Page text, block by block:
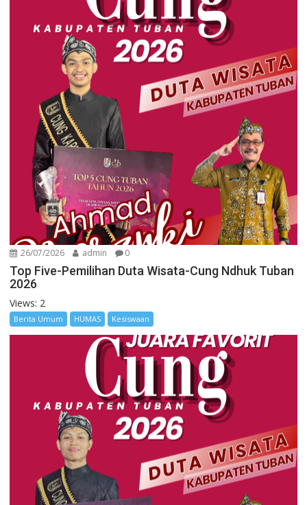
26/07/2026 admin 0
Top Five-Pemilihan Duta Wisata-Cung Ndhuk Tuban
2026
Views: 2
Berita Umum HUMAS Kesiswaan